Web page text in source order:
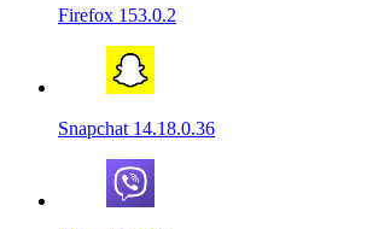
Firefox 153.0.2
Snapchat 14.18.0.36